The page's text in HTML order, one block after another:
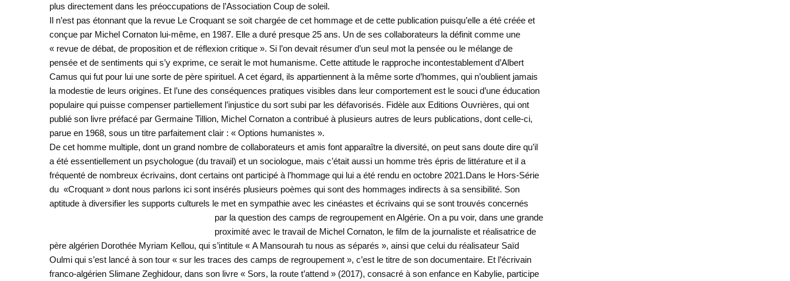
plus directement dans les préoccupations de l’Association Coup de soleil.
Il n’est pas étonnant que la revue Le Croquant se soit chargée de cet hommage et de cette publication puisqu’elle a été créée et
conçue par Michel Cornaton lui-même, en 1987. Elle a duré presque 25 ans. Un de ses collaborateurs la définit comme une
« revue de débat, de proposition et de réflexion critique ». Si l’on devait résumer d’un seul mot la pensée ou le mélange de
pensée et de sentiments qui s’y exprime, ce serait le mot humanisme. Cette attitude le rapproche incontestablement d’Albert
Camus qui fut pour lui une sorte de père spirituel. A cet égard, ils appartiennent à la même sorte d’hommes, qui n’oublient jamais
la modestie de leurs origines. Et l’une des conséquences pratiques visibles dans leur comportement est le souci d’une éducation
populaire qui puisse compenser partiellement l’injustice du sort subi par les défavorisés. Fidèle aux Editions Ouvrières, qui ont
publié son livre préfacé par Germaine Tillion, Michel Cornaton a contribué à plusieurs autres de leurs publications, dont celle-ci,
parue en 1968, sous un titre parfaitement clair : « Options humanistes ».
De cet homme multiple, dont un grand nombre de collaborateurs et amis font apparaître la diversité, on peut sans doute dire qu’il
a été essentiellement un psychologue (du travail) et un sociologue, mais c’était aussi un homme très épris de littérature et il a
fréquenté de nombreux écrivains, dont certains ont participé à l’hommage qui lui a été rendu en octobre 2021.Dans le Hors-Série
du «Croquant » dont nous parlons ici sont insérés plusieurs poèmes qui sont des hommages indirects à sa sensibilité. Son
aptitude à diversifier les supports culturels le met en sympathie avec les cinéastes et écrivains qui se sont trouvésconcernés
par la question des camps de regroupement en Algérie. On a pu voir, dans une grande
proximité avec le travail de Michel Cornaton, le film de la journaliste et réalisatrice de
père algérien Dorothée Myriam Kellou, qui s’intitule « A Mansourah tu nous as séparés », ainsi que celui du réalisateur Saïd
Oulmi qui s’est lancé à son tour « sur les traces des camps de regroupement », c’est le titre de son documentaire. Et l’écrivain
franco-algérien Slimane Zeghidour, dans son livre « Sors, la route t’attend » (2017), consacré à son enfance en Kabylie, participe